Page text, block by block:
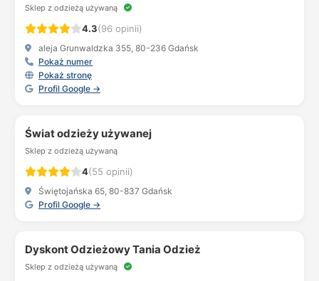
Sklep z odzieżą używaną
4.3(96 opinii)
aleja Grunwaldzka 355, 80-236 Gdańsk
Pokaż numer
Pokaż stronę
Profil Google →
Świat odzieży używanej
Sklep z odzieżą używaną
4(55 opinii)
Świętojańska 65, 80-837 Gdańsk
Profil Google →
Dyskont Odzieżowy Tania Odzież
Sklep z odzieżą używaną